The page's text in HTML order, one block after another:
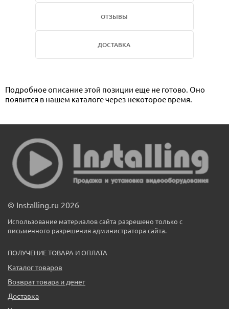
ОТЗЫВЫ
ДОСТАВКА
Подробное описание этой позиции еще не готово. Оно
появится в нашем каталоге через некоторое время.
© Installing.ru 2026
Использование материалов сайта разрешено только с
письменного разрешения администратора сайта.
ПОЛУЧЕНИЕ ТОВАРА И ОПЛАТА
Каталог товаров
Возврат товара и денег
Доставка